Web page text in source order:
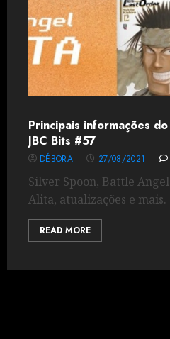
Principais informações do
JBC Bits #57
DÉBORA 27/08/2021
Silver Spoon, Battle Angel
Alita, atualizações e mais.
READ MORE